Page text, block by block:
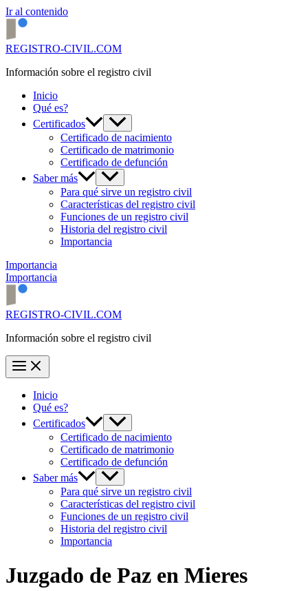
Ir al contenido
REGISTRO-CIVIL.COM
Información sobre el registro civil
Inicio
Qué es?
Certificados
Certificado de nacimiento
Certificado de matrimonio
Certificado de defunción
Saber más
Para qué sirve un registro civil
Características del registro civil
Funciones de un registro civil
Historia del registro civil
Importancia
Importancia
Importancia
REGISTRO-CIVIL.COM
Información sobre el registro civil
Inicio
Qué es?
Certificados
Certificado de nacimiento
Certificado de matrimonio
Certificado de defunción
Saber más
Para qué sirve un registro civil
Características del registro civil
Funciones de un registro civil
Historia del registro civil
Importancia
Juzgado de Paz en Mieres